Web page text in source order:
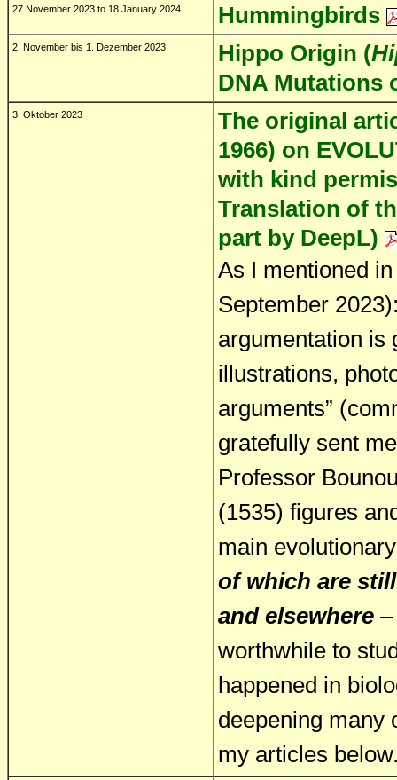
27 November 2023 to 18 January 2024 Hummingbirds
2. November bis 1. Dezember 2023 Hippo Origin (
DNA Mutations
3. Oktober 2023
The original
1966) on
with kind
Translation of
part by DeepL)
As I mentioned
September
argumentation is
illustrations,
arguments”
gratefully sent
Professor
(1535) figures
main
of which are
and elsewhere
worthwhile to
happened in
deepening many
my articles